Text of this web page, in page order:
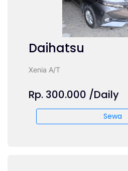
Daihatsu
Xenia A/T
Rp. 300.000 /Daily
Sewa